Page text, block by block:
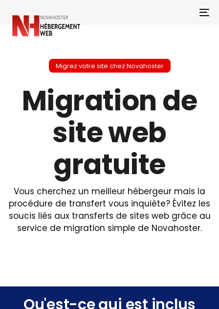
Migrez votre site chez Novahoster
Migration de
site web
gratuite
Vous cherchez un meilleur hébergeur mais la
procédure de transfert vous inquiète? Évitez les
soucis liés aux transferts de sites web grâce au
service de migration simple de Novahoster.
Qu'est-ce qui est inclus